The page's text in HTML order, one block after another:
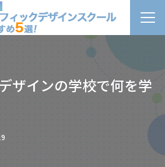
ザインの学校で何を学